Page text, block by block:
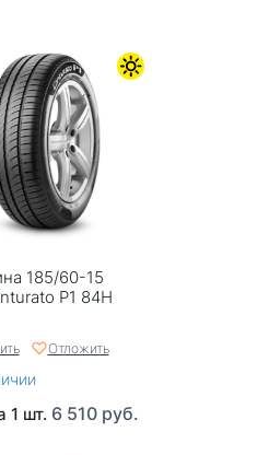
185/60-15
P1 84H
Отложить
1 шт. 6 510 руб.